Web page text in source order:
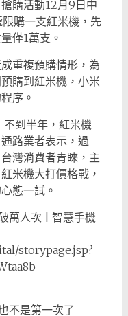
購活動12月9日中
購一支紅米機，先
僅1萬支。
重複預購情形，為
購到紅米機，小米
序。
到半年，紅米機
路業者表示，過
灣消費者青睞，主
米機大打價格戰，
態一試。
萬人次 | 智慧手機
storypage.jsp?
不是第一次了